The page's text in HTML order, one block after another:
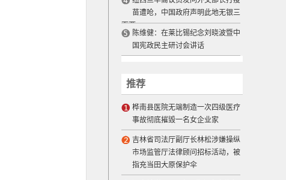
苗遭呛，中国政府声明此地无银三
百两
陈维健：在莱比锡纪念刘晓波暨中
国宪政民主研讨会讲话
推荐
桦南县医院无端制造一次四级医疗
事故彻底摧毁一名女企业家
吉林省司法厅副厅长林松涉嫌操纵
市场监管厅法律顾问招标活动，被
指充当田大原保护伞